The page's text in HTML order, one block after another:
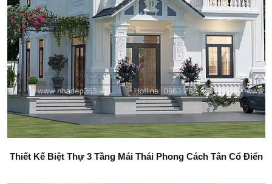
Thiết Kế Biệt Thự 3 Tầng Mái Thái Phong Cách Tân Cổ Điển